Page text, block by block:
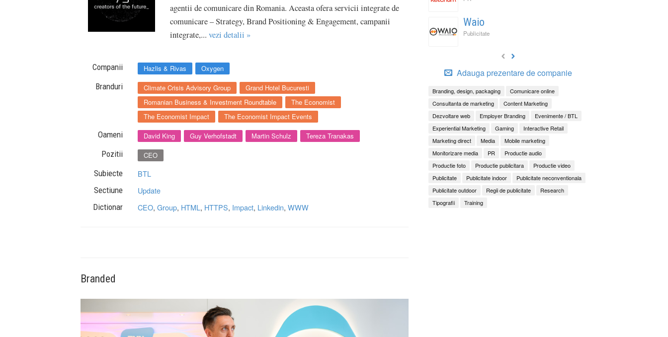
agentii de comunicare din Romania. Aceasta ofera servicii integrate de
comunicare – Strategy, Brand Positioning & Engagement, campanii
integrate,... vezi detalii »
Companii Hazlis & Rivas Oxygen
Branduri Climate Crisis Advisory Group
Grand Hotel Bucuresti
Romanian Business & Investment Roundtable
The Economist
The Economist Impact
The Economist Impact Events
Oameni David King Guy Verhofstadt Martin Schulz Tereza Tranakas
Pozitii CEO
Subiecte BTL
Sectiune Update
Dictionar CEO, Group, HTML, HTTPS, Impact, Linkedin, WWW
Branded
Waio
Publicitate
Adauga prezentare de companie
Branding, design, packaging
Comunicare online
Consultanta de marketing
Content Marketing
Dezvoltare web
Employer Branding
Evenimente / BTL
Experiential Marketing
Gaming
Interactive Retail
Marketing direct
Media
Mobile marketing
Monitorizare media
PR
Productie audio
Productie foto
Productie publicitara
Productie video
Publicitate
Publicitate indoor
Publicitate neconventionala
Publicitate outdoor
Regii de publicitate
Research
Tipografii
Training